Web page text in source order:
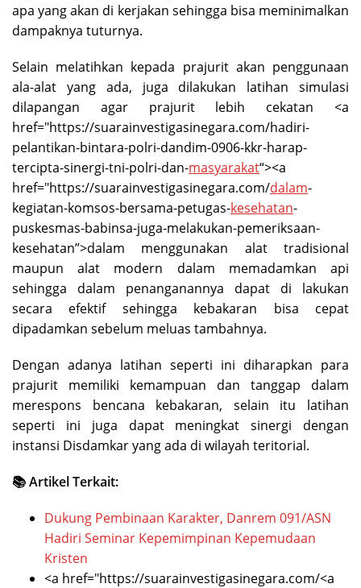
apa yang akan di kerjakan sehingga bisa meminimalkan
dampaknya tuturnya.
Selain melatihkan kepada prajurit akan penggunaan
ala-alat yang ada, juga dilakukan latihan simulasi
dilapangan agar prajurit lebih cekatan <a
href="https://suarainvestigasinegara.com/hadiri-
pelantikan-bintara-polri-dandim-0906-kkr-harap-
tercipta-sinergi-tni-polri-dan-masyarakat“><a
href="https://suarainvestigasinegara.com/dalam-
kegiatan-komsos-bersama-petugas-kesehatan-
puskesmas-babinsa-juga-melakukan-pemeriksaan-
kesehatan”>dalam menggunakan alat tradisional
maupun alat modern dalam memadamkan api
sehingga dalam penanganannya dapat di lakukan
secara efektif sehingga kebakaran bisa cepat
dipadamkan sebelum meluas tambahnya.
Dengan adanya latihan seperti ini diharapkan para
prajurit memiliki kemampuan dan tanggap dalam
merespons bencana kebakaran, selain itu latihan
seperti ini juga dapat meningkat sinergi dengan
instansi Disdamkar yang ada di wilayah teritorial.
📚 Artikel Terkait:
Dukung Pembinaan Karakter, Danrem 091/ASN
Hadiri Seminar Kepemimpinan Kepemudaan
Kristen
<a href="https://suarainvestigasinegara.com/<a